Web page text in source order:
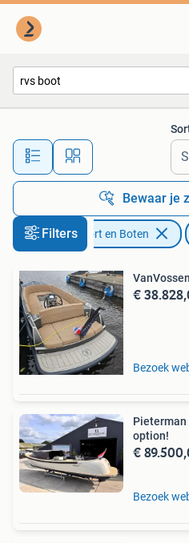
Alle
Bewaar je
Filters
Watersport en Boten
€
Bezoek
Pieterman
option!
€
Bezoek